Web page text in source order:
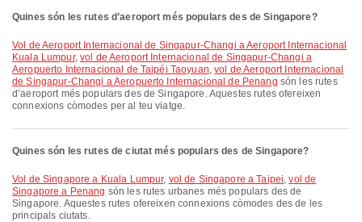
Quines són les rutes d’aeroport més populars des de Singapore?
vol de Aeroport Internacional de Singapur-Changi a Aeroport Internacional
Kuala Lumpur, vol de Aeroport Internacional de Singapur-Changi a
Aeropuerto Internacional de Taipéi Taoyuan,vol de Aeroport Internacional
de Singapur-Changi a Aeropuerto Internacional de Penang són les rutes
d’aeroport més populars des de Singapore. Aquestes rutes ofereixen
connexions còmodes per al teu viatge.
Quines són les rutes de ciutat més populars des de Singapore?
vol de Singapore a Kuala Lumpur, vol de Singapore a Taipei,vol de
Singapore a Penang són les rutes urbanes més populars des de
Singapore. Aquestes rutes ofereixen connexions còmodes des de les
principals ciutats.